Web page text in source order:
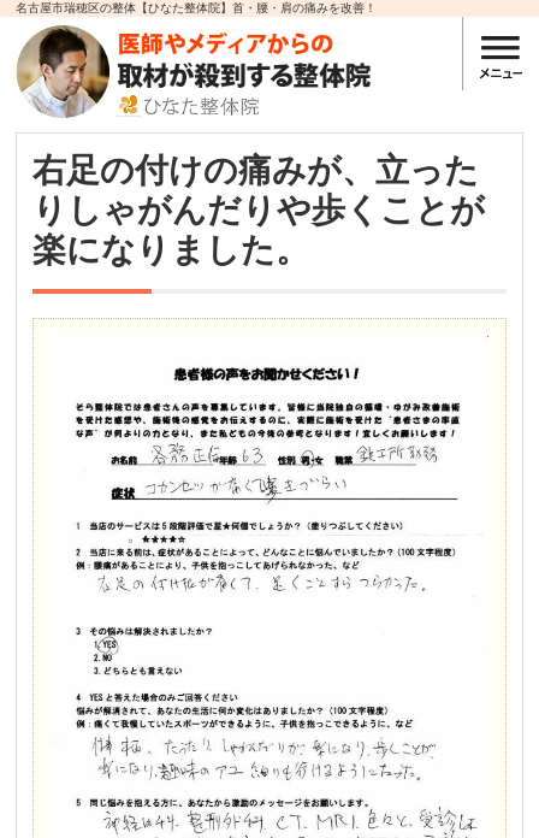
名古屋市瑞穂区の整体【ひなた整体院】首・腰・肩の痛みを改善！
右足の付けの痛みが、立った
りしゃがんだりや歩くことが
楽になりました。